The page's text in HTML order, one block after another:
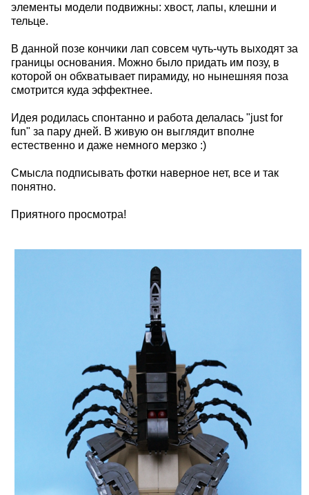
элементы модели подвижны: хвост, лапы, клешни и
тельце.
В данной позе кончики лап совсем чуть-чуть выходят за
границы основания. Можно было придать им позу, в
которой он обхватывает пирамиду, но нынешняя поза
смотрится куда эффектнее.
Идея родилась спонтанно и работа делалась "just for
fun" за пару дней. В живую он выглядит вполне
естественно и даже немного мерзко :)
Смысла подписывать фотки наверное нет, все и так
понятно.
Приятного просмотра!